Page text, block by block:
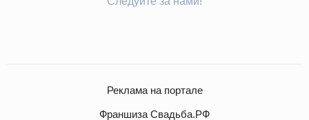
Реклама на портале
Франшиза Свадьба.РФ